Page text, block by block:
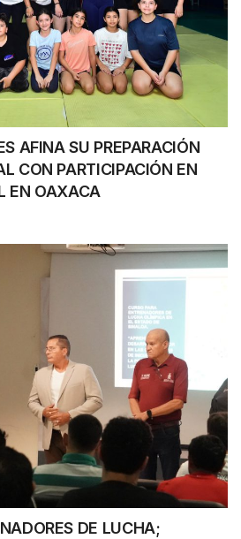
AFINA SU PREPARACIÓN
CON PARTICIPACIÓN EN
EN OAXACA
DE LUCHA;